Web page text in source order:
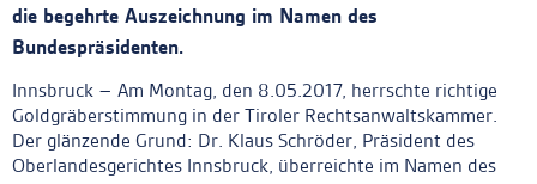
die begehrte Auszeichnung im Namen des
Bundespräsidenten.
Innsbruck – Am Montag, den 8.05.2017, herrschte richtige
Goldgräberstimmung in der Tiroler Rechtsanwaltskammer.
Der glänzende Grund: Dr. Klaus Schröder, Präsident des
Oberlandesgerichtes Innsbruck, überreichte im Namen des